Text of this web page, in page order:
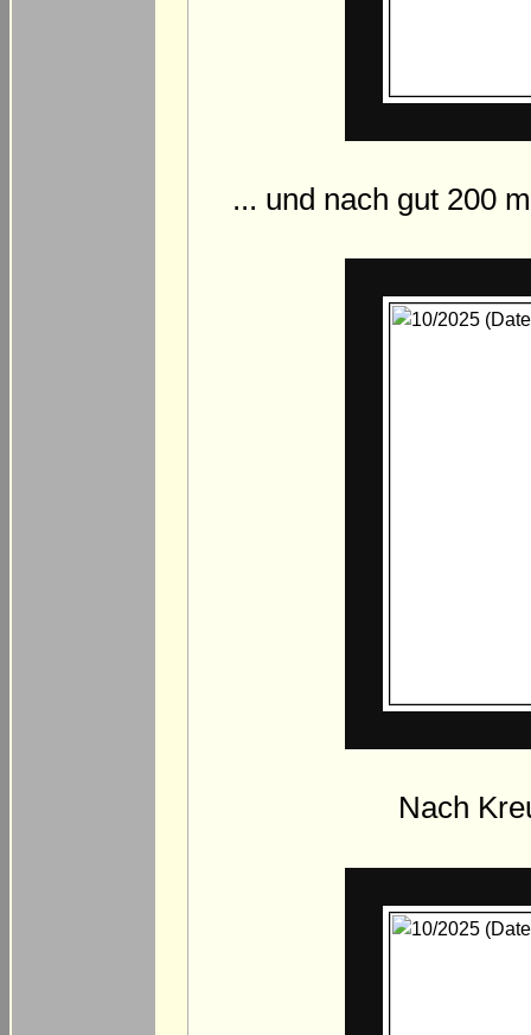
... und nach gut 200
Nach